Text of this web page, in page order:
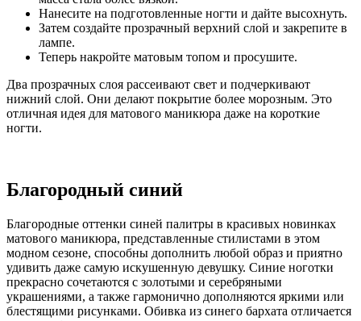
Нанесите на подготовленные ногти и дайте высохнуть.
Затем создайте прозрачный верхний слой и закрепите в
лампе.
Теперь накройте матовым топом и просушите.
Два прозрачных слоя рассеивают свет и подчеркивают
нижний слой. Они делают покрытие более морозным. Это
отличная идея для матового маникюра даже на короткие
ногти.
Благородный синий
Благородные оттенки синей палитры в красивых новинках
матового маникюра, представленные стилистами в этом
модном сезоне, способны дополнить любой образ и приятно
удивить даже самую искушенную девушку. Синие ноготки
прекрасно сочетаются с золотыми и серебряными
украшениями, а также гармонично дополняются яркими или
блестящими рисунками. Обивка из синего бархата отличается